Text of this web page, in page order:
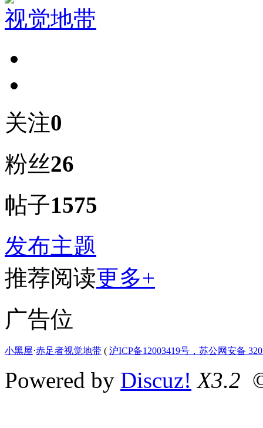
视觉地带
关注0
粉丝26
帖子1575
发布主题
推荐阅读更多+
广告位
小黑屋⋅赤足者视觉地带 ( 沪ICP备12003419号，苏公网安备
Powered by Discuz! X3.2